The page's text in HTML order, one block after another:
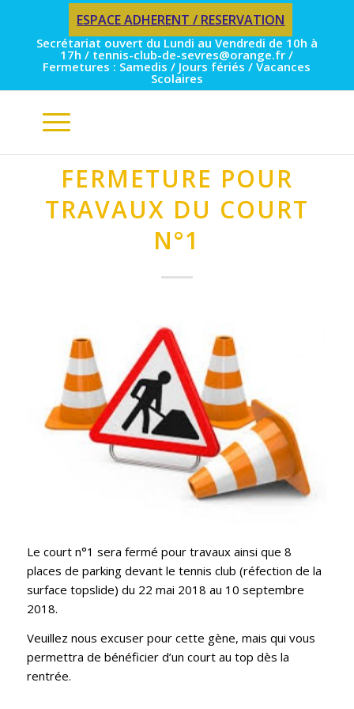
ESPACE ADHERENT / RESERVATION
Secrétariat ouvert du Lundi au Vendredi de 10h à
17h / tennis-club-de-sevres@orange.fr /
Fermetures : Samedis / Jours fériés / Vacances
Scolaires
FERMETURE POUR
TRAVAUX DU COURT
N°1
Le court n°1 sera fermé pour travaux ainsi que 8
places de parking devant le tennis club (réfection de la
surface topslide) du 22 mai 2018 au 10 septembre
2018.
Veuillez nous excuser pour cette gène, mais qui vous
permettra de bénéficier d’un court au top dès la
rentrée.